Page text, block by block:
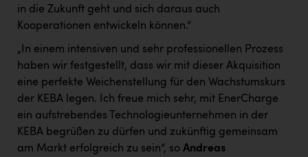
in die Zukunft geht und sich daraus auch
Kooperationen entwickeln können.“
„In einem intensiven und sehr professionellen Prozess
haben wir festgestellt, dass wir mit dieser Akquisition
eine perfekte Weichenstellung für den Wachstumskurs
der KEBA legen. Ich freue mich sehr, mit EnerCharge
ein aufstrebendes Technologieunternehmen in der
KEBA begrüßen zu dürfen und zukünftig gemeinsam
am Markt erfolgreich zu sein“, so Andreas